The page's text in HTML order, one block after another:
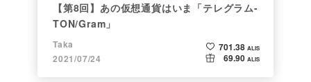
【第8回】あの仮想通貨はいま「テレグラム-
TON/Gram」
Taka
2021/07/24
701.38 ALIS
69.90 ALIS